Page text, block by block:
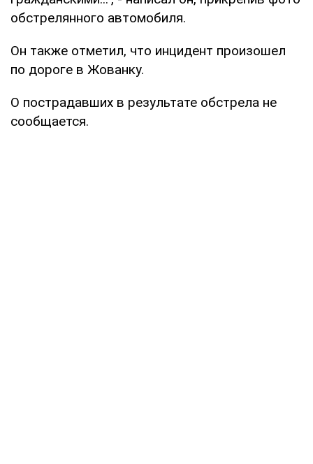
обстрелянного автомобиля.
Он также отметил, что инцидент произошел
по дороге в Жованку.
О пострадавших в результате обстрела не
сообщается.